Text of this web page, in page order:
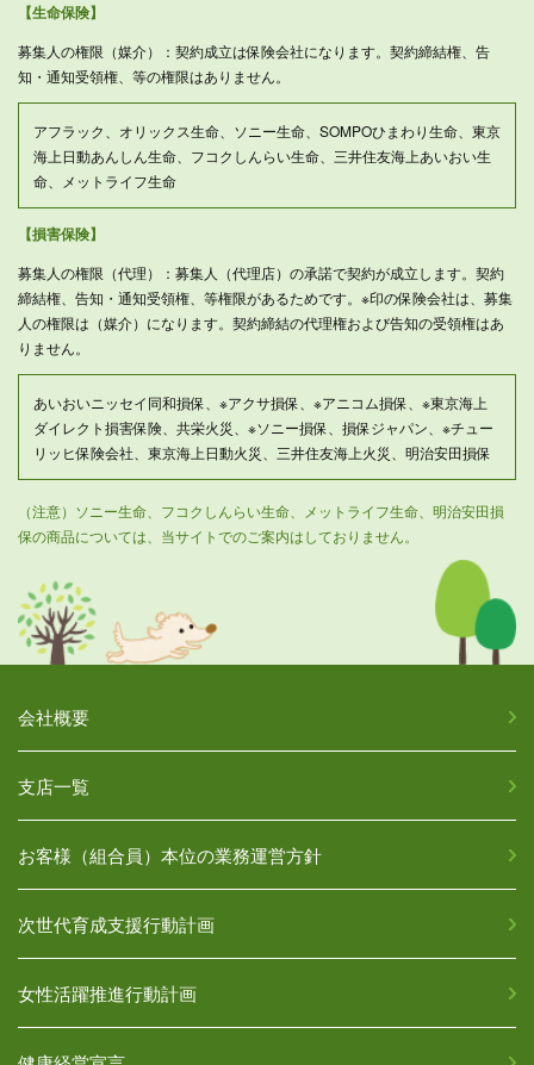
【生命保険】
募集人の権限（媒介）：契約成立は保険会社になります。契約締結権、告
知・通知受領権、等の権限はありません。
アフラック、オリックス生命、ソニー生命、SOMPOひまわり生命、東京
海上日動あんしん生命、フコクしんらい生命、三井住友海上あいおい生
命、メットライフ生命
【損害保険】
募集人の権限（代理）：募集人（代理店）の承諾で契約が成立します。契約
締結権、告知・通知受領権、等権限があるためです。※印の保険会社は、募集
人の権限は（媒介）になります。契約締結の代理権および告知の受領権はあ
りません。
あいおいニッセイ同和損保、※アクサ損保、※アニコム損保、※東京海上
ダイレクト損害保険、共栄火災、※ソニー損保、損保ジャパン、※チュー
リッヒ保険会社、東京海上日動火災、三井住友海上火災、明治安田損保
（注意）ソニー生命、フコクしんらい生命、メットライフ生命、明治安田損
保の商品については、当サイトでのご案内はしておりません。
会社概要
支店一覧
お客様（組合員）本位の業務運営方針
次世代育成支援行動計画
女性活躍推進行動計画